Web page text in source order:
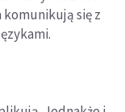
się z